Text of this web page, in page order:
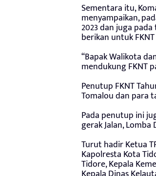
Sementara itu,
menyampaikan,
2023 dan juga
berikan untuk
“Bapak Walikota
mendukung FKNT
Penutup FKNT
Tomalou dan para
Pada penutup ini
gerak Jalan,
Turut hadir Ketua
Kapolresta Kota
Tidore, Kepala